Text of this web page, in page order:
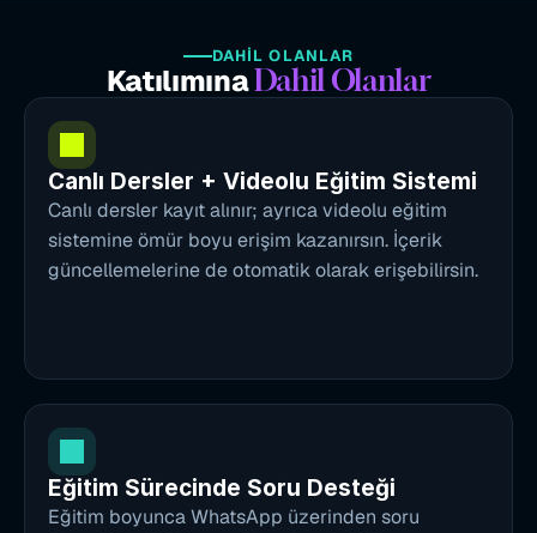
DAHİL OLANLAR
Katılımına Dahil Olanlar
Canlı Dersler + Videolu Eğitim Sistemi
Canlı dersler kayıt alınır; ayrıca videolu eğitim
sistemine ömür boyu erişim kazanırsın. İçerik
güncellemelerine de otomatik olarak erişebilirsin.
Eğitim Sürecinde Soru Desteği
Eğitim boyunca WhatsApp üzerinden soru